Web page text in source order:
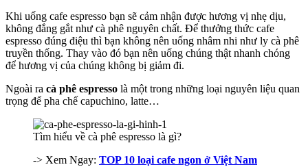
Khi uống cafe espresso bạn sẽ cảm nhận được hương vị nhẹ dịu,
không đắng gắt như cà phê nguyên chất. Để thưởng thức cafe
espresso đúng điệu thì bạn không nên uống nhâm nhi như ly cà phê
truyền thống. Thay vào đó bạn nên uống chúng thật nhanh chóng
để hương vị của chúng không bị giảm đi.
Ngoài ra cà phê espresso là một trong những loại nguyên liệu quan
trọng để pha chế capuchino, latte…
Tìm hiểu về cà phê espresso là gì?
-> Xem Ngay: TOP 10 loại cafe ngon ở Việt Nam